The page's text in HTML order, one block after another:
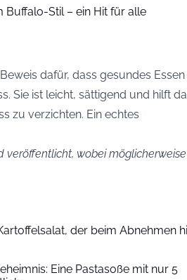
Stil – ein Hit für alle
dafür, dass gesundes Essen
Sie ist leicht, sättigend und hilft
zu verzichten. Ein echtes
wobei
der beim Abnehmen
Eine Pastasoße mit nur 5